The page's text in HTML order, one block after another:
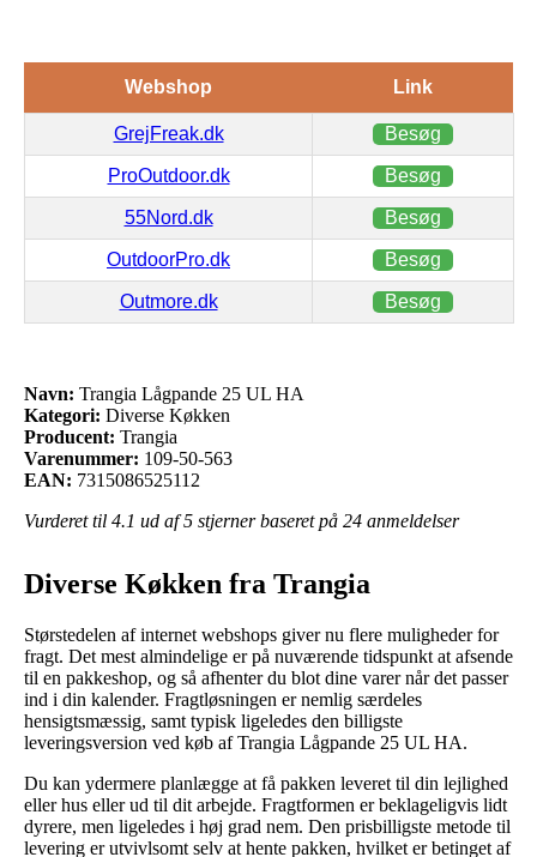
Webshop Link
GrejFreak.dk Besøg
ProOutdoor.dk Besøg
55Nord.dk Besøg
OutdoorPro.dk Besøg
Outmore.dk Besøg
Navn: Trangia Lågpande 25 UL HA
Kategori: Diverse Køkken
Producent: Trangia
Varenummer: 109-50-563
EAN: 7315086525112
Vurderet til 4.1 ud af 5 stjerner baseret på 24 anmeldelser
Diverse Køkken fra Trangia
Størstedelen af internet webshops giver nu flere muligheder for
fragt. Det mest almindelige er på nuværende tidspunkt at afsende
til en pakkeshop, og så afhenter du blot dine varer når det passer
ind i din kalender. Fragtløsningen er nemlig særdeles
hensigtsmæssig, samt typisk ligeledes den billigste
leveringsversion ved køb af Trangia Lågpande 25 UL HA.
Du kan ydermere planlægge at få pakken leveret til din lejlighed
eller hus eller ud til dit arbejde. Fragtformen er beklageligvis lidt
dyrere, men ligeledes i høj grad nem. Den prisbilligste metode til
levering er utvivlsomt selv at hente pakken, hvilket er betinget af